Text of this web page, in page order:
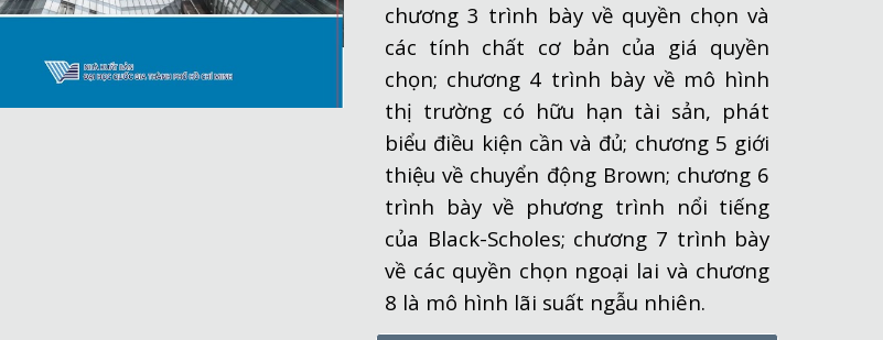
chương 3 trình bày về quyền chọn và
các tính chất cơ bản của giá quyền
chọn; chương 4 trình bày về mô hình
thị trường có hữu hạn tài sản, phát
biểu điều kiện cần và đủ; chương 5 giới
thiệu về chuyển động Brown; chương 6
trình bày về phương trình nổi tiếng
của Black-Scholes; chương 7 trình bày
về các quyền chọn ngoại lai và chương
8 là mô hình lãi suất ngẫu nhiên.